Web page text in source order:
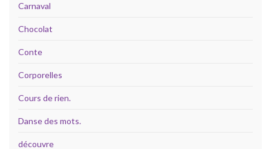
Carnaval
Chocolat
Conte
Corporelles
Cours de rien.
Danse des mots.
découvre